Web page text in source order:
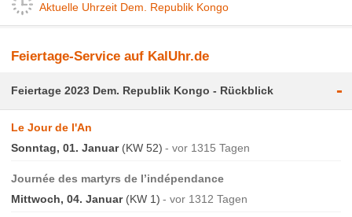
Aktuelle Uhrzeit Dem. Republik Kongo
Feiertage-Service auf KalUhr.de
Feiertage 2023 Dem. Republik Kongo - Rückblick -
Le Jour de l'An
Sonntag, 01. Januar(KW 52) vor 1315 Tagen
Journée des martyrs de l’indépendance
Mittwoch, 04. Januar(KW 1) vor 1312 Tagen